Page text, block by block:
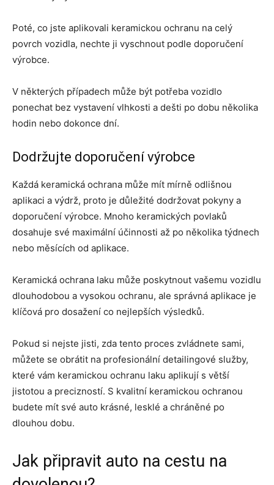
Poté, co jste aplikovali keramickou ochranu na celý
povrch vozidla, nechte ji vyschnout podle doporučení
výrobce.
V některých případech může být potřeba vozidlo
ponechat bez vystavení vlhkosti a dešti po dobu několika
hodin nebo dokonce dní.
Dodržujte doporučení výrobce
Každá keramická ochrana může mít mírně odlišnou
aplikaci a výdrž, proto je důležité dodržovat pokyny a
doporučení výrobce. Mnoho keramických povlaků
dosahuje své maximální účinnosti až po několika týdnech
nebo měsících od aplikace.
Keramická ochrana laku může poskytnout vašemu vozidlu
dlouhodobou a vysokou ochranu, ale správná aplikace je
klíčová pro dosažení co nejlepších výsledků.
Pokud si nejste jisti, zda tento proces zvládnete sami,
můžete se obrátit na profesionální detailingové služby,
které vám keramickou ochranu laku aplikují s větší
jistotou a precizností. S kvalitní keramickou ochranou
budete mít své auto krásné, lesklé a chráněné po
dlouhou dobu.
Jak připravit auto na cestu na